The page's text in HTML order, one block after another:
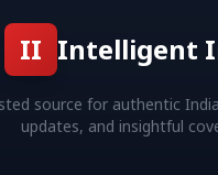
II Intelligent
source for authentic
updates, and insightful